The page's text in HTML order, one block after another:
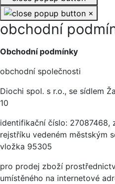
×
obchodní
Základní údaje
Obchodní podmínky
obchodní společnosti
Diochi spol. s r.o., se sídlem
10
identifikační číslo: 27087468,
rejstříku vedeném městským
vložka 95305
pro prodej zboží
umístěného na internetové